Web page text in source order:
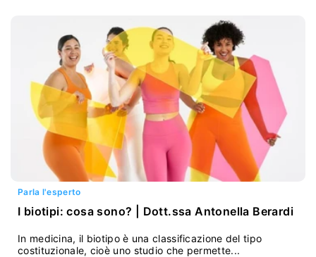
Parla l'esperto
I biotipi: cosa sono? | Dott.ssa Antonella Berardi
In medicina, il biotipo è una classificazione del tipo
costituzionale, cioè uno studio che permette...